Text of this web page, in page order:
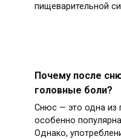
пищеварительной
Почему после
головные боли?
Снюс — это одна из
особенно
Однако,